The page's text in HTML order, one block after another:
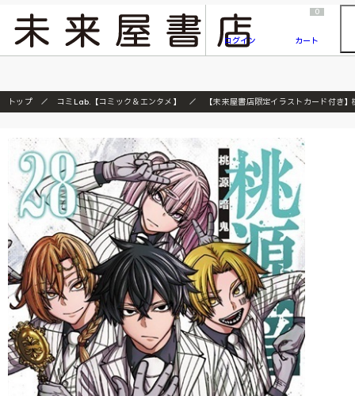
『ONE PIECE magazine 021 ONE PIECEカード付き同梱版』発売延期のご案内
ログイン
0
カート
トップ コミLab.【コミック＆エンタメ】 【未来屋書店限定イラストカード付き